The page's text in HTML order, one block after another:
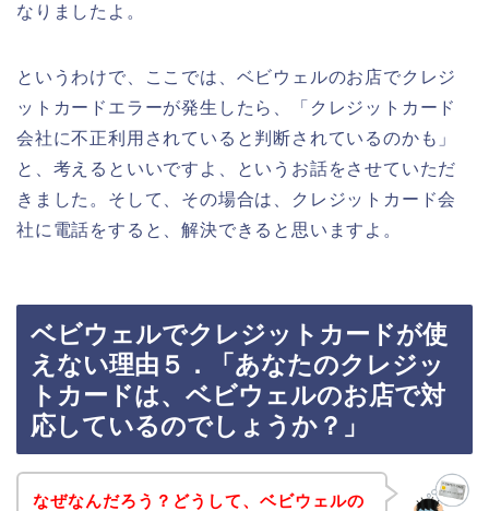
なりましたよ。
というわけで、ここでは、ベビウェルのお店でクレジ
ットカードエラーが発生したら、「クレジットカード
会社に不正利用されていると判断されているのかも」
と、考えるといいですよ、というお話をさせていただ
きました。そして、その場合は、クレジットカード会
社に電話をすると、解決できると思いますよ。
ベビウェルでクレジットカードが使
えない理由５．「あなたのクレジッ
トカードは、ベビウェルのお店で対
応しているのでしょうか？」
なぜなんだろう？どうして、ベビウェルの